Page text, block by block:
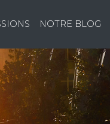
NOTRE BLOG